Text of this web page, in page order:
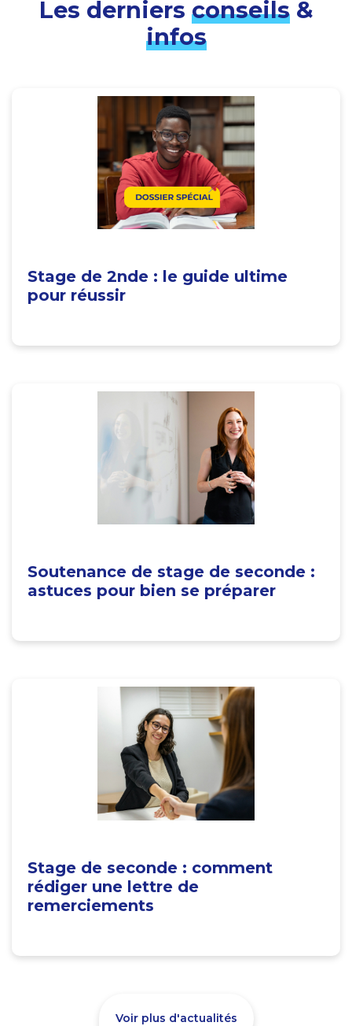
Les derniers conseils&
infos
Stage de 2nde : le guide ultime
pour réussir
Soutenance de stage de seconde :
astuces pour bien se préparer
Stage de seconde : comment
rédiger une lettre de
remerciements
Voir plus d'actualités